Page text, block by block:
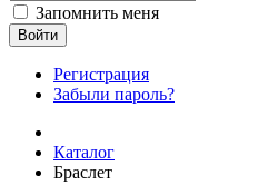
Запомнить меня
Войти
Регистрация
Забыли пароль?
Каталог
Браслет